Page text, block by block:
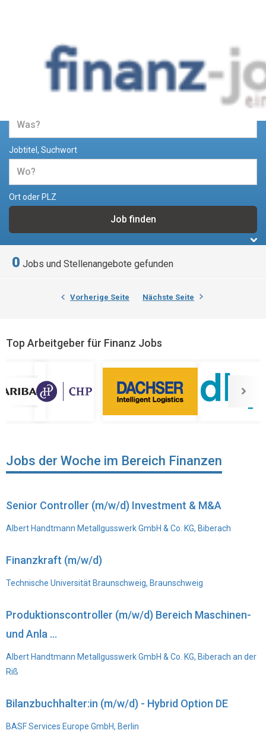
Jobs und Stellenangebote im
Bereich Finanzen
Jobtitel, Suchwort
Ort oder PLZ
0 Jobs und Stellenangebote gefunden
Vorherige Seite Nächste Seite
Top Arbeitgeber für Finanz Jobs
Jobs der Woche im Bereich Finanzen
Senior Controller (m/w/d) Investment & M&A
Albert Handtmann Metallgusswerk GmbH & Co. KG, Biberach
Finanzkraft (m/w/d)
Technische Universität Braunschweig, Braunschweig
Produktionscontroller (m/w/d) Bereich Maschinen-
und Anla ...
Albert Handtmann Metallgusswerk GmbH & Co. KG, Biberach an der
Riß
Bilanzbuchhalter:in (m/w/d) - Hybrid Option DE
BASF Services Europe GmbH, Berlin